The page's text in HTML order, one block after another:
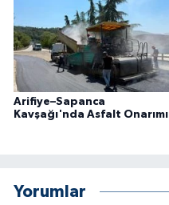
Arifiye–Sapanca
Kavşağı'nda Asfalt Onarımı
Yorumlar